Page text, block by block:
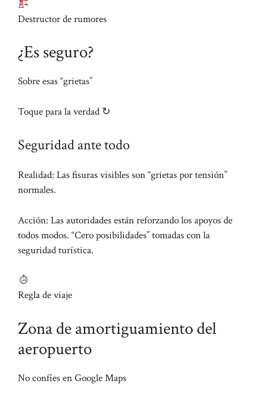
Destructor de rumores
¿Es seguro?
Sobre esas “grietas”
Toque para la verdad ↻
Seguridad ante todo
Realidad: Las fisuras visibles son “grietas por tensión”
normales.
Acción: Las autoridades están reforzando los apoyos de
todos modos. “Cero posibilidades” tomadas con la
seguridad turística.
Regla de viaje
Zona de amortiguamiento del
aeropuerto
No confíes en Google Maps